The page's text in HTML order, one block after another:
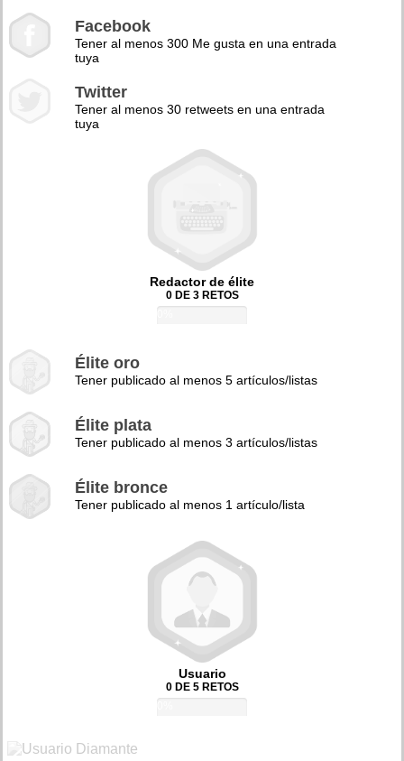
Facebook
Tener al menos 300 Me gusta en una entrada
tuya
Twitter
Tener al menos 30 retweets en una entrada
tuya
Redactor de élite
0 DE 3 RETOS
Élite oro
Tener publicado al menos 5 artículos/listas
Élite plata
Tener publicado al menos 3 artículos/listas
Élite bronce
Tener publicado al menos 1 artículo/lista
Usuario
0 DE 5 RETOS